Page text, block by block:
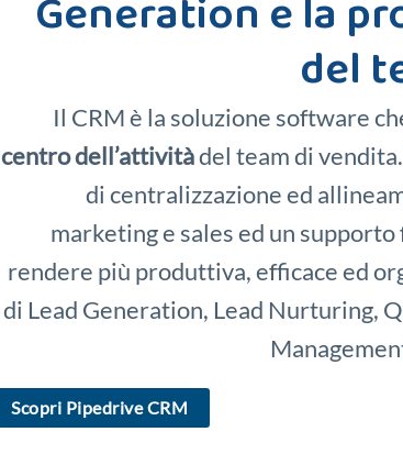
Generation e la
del
Il CRM è la soluzione software
centro dell’attivitàdel team di
di centralizzazione ed
marketing e sales ed un
rendere più produttiva, efficace ed
di Lead Generation, Lead Nurturing,
Scopri Pipedrive CRM